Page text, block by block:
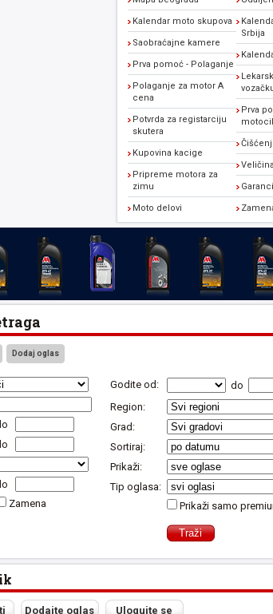
Kalendar moto skupova
Saobraćajne kamere
Prva pomoć - Polaganje
Polaganje za motor A
cena
Potvrda za registarciju
skutera
Kupovina kacige
Pripreme motora za
zimu
Moto delovi
Srbija
Prva
Dodaj oglas
Zamena
Godite od:
do
Region:
Grad:
Sortiraj:
Prikaži:
Tip oglasa:
Prikaži samo
Dodajte oglas Ulogujte se